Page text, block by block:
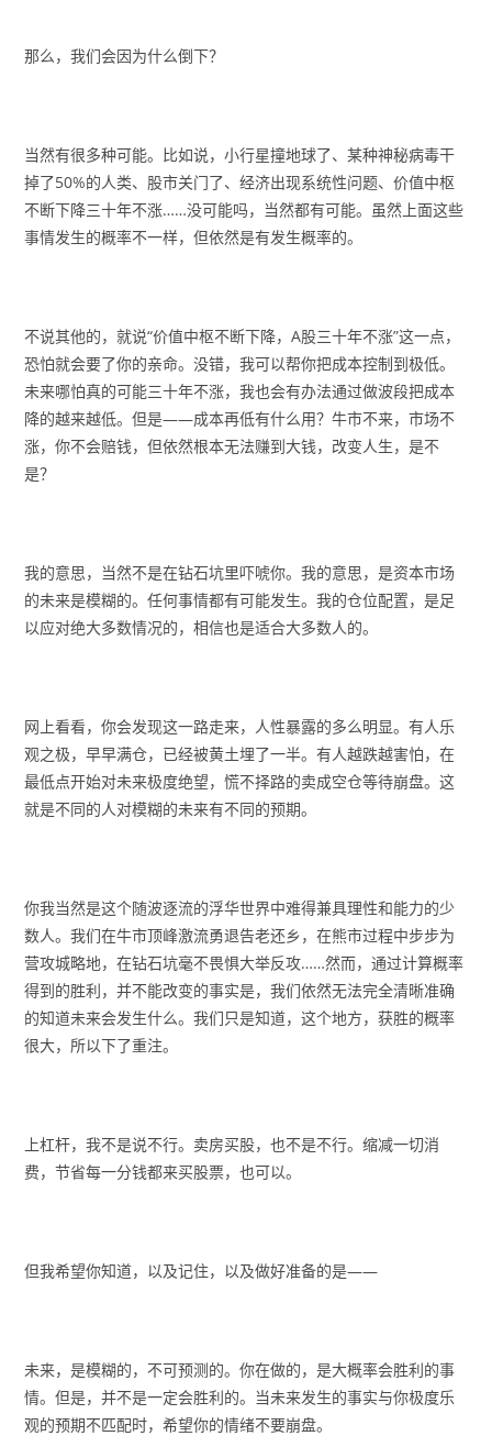
那么，我们会因为什么倒下？
当然有很多种可能。比如说，小行星撞地球了、某种神秘病毒干
掉了50%的人类、股市关门了、经济出现系统性问题、价值中枢
不断下降三十年不涨……没可能吗，当然都有可能。虽然上面这些
事情发生的概率不一样，但依然是有发生概率的。
不说其他的，就说“价值中枢不断下降，A股三十年不涨”这一点，
恐怕就会要了你的亲命。没错，我可以帮你把成本控制到极低。
未来哪怕真的可能三十年不涨，我也会有办法通过做波段把成本
降的越来越低。但是——成本再低有什么用？牛市不来，市场不
涨，你不会赔钱，但依然根本无法赚到大钱，改变人生，是不
是？
我的意思，当然不是在钻石坑里吓唬你。我的意思，是资本市场
的未来是模糊的。任何事情都有可能发生。我的仓位配置，是足
以应对绝大多数情况的，相信也是适合大多数人的。
网上看看，你会发现这一路走来，人性暴露的多么明显。有人乐
观之极，早早满仓，已经被黄土埋了一半。有人越跌越害怕，在
最低点开始对未来极度绝望，慌不择路的卖成空仓等待崩盘。这
就是不同的人对模糊的未来有不同的预期。
你我当然是这个随波逐流的浮华世界中难得兼具理性和能力的少
数人。我们在牛市顶峰激流勇退告老还乡，在熊市过程中步步为
营攻城略地，在钻石坑毫不畏惧大举反攻……然而，通过计算概率
得到的胜利，并不能改变的事实是，我们依然无法完全清晰准确
的知道未来会发生什么。我们只是知道，这个地方，获胜的概率
很大，所以下了重注。
上杠杆，我不是说不行。卖房买股，也不是不行。缩减一切消
费，节省每一分钱都来买股票，也可以。
但我希望你知道，以及记住，以及做好准备的是——
未来，是模糊的，不可预测的。你在做的，是大概率会胜利的事
情。但是，并不是一定会胜利的。当未来发生的事实与你极度乐
观的预期不匹配时，希望你的情绪不要崩盘。